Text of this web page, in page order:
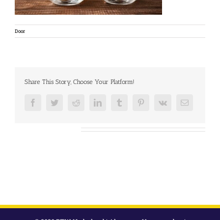
Door
Share This Story, Choose Your Platform!
FacebookTwitterRedditLinkedInTumblr PinterestVk
E-